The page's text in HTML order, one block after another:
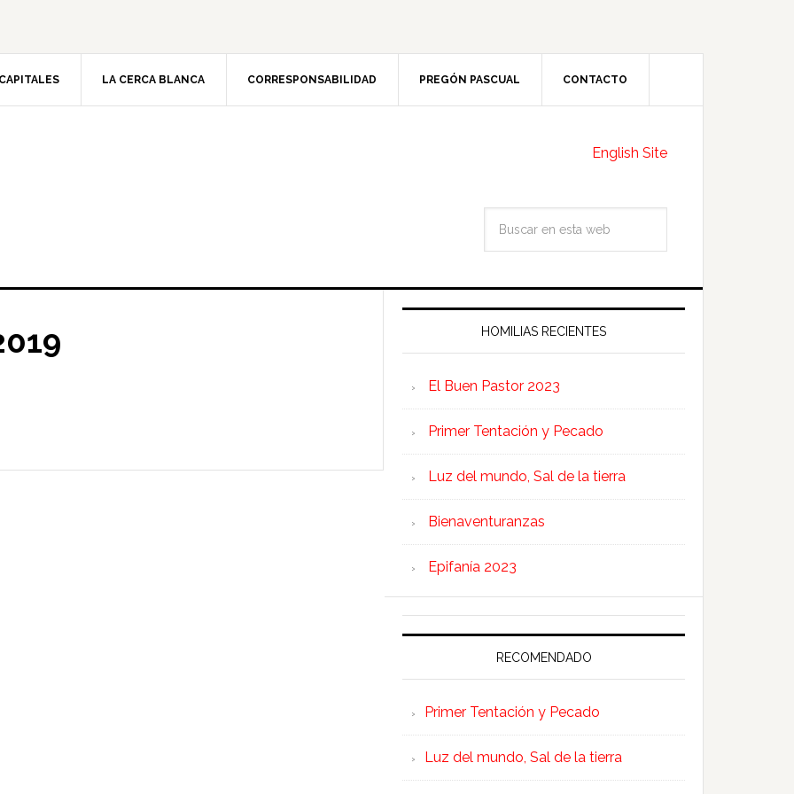
LA CERCA BLANCA CORRESPONSABILIDAD PREGÓN PASCUAL CONTACTO
English Site
HOMILIAS RECIENTES
El Buen Pastor 2023
Primer Tentación y Pecado
Luz del mundo, Sal de la tierra
Bienaventuranzas
Epifanía 2023
RECOMENDADO
Primer Tentación y Pecado
Luz del mundo, Sal de la tierra